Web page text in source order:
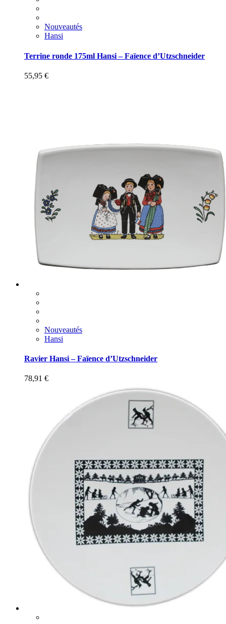
Nouveautés
Hansi
Terrine ronde 175ml Hansi – Faïence d’Utzschneider
55,95 €
Nouveautés
Hansi
Ravier Hansi – Faïence d’Utzschneider
78,91 €